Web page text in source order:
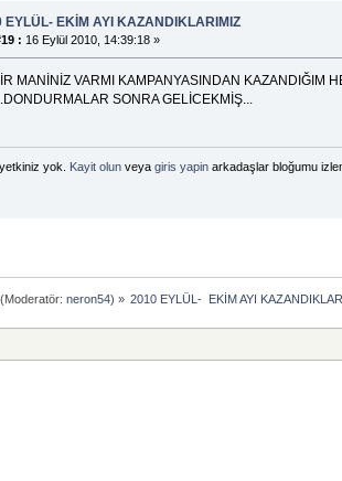
EYLÜL- EKİM AYI KAZANDIKLARIMIZ
: 16 Eylül 2010, 14:39:18 »
MANİNİZ VARMI KAMPANYASINDAN KAZANDIĞIM
SONRA GELİCEKMİŞ...
yok. Kayit olunveya giris yapinarkadaşlar bloğumu
neron54) » 2010 EYLÜL-  EKİM AYI